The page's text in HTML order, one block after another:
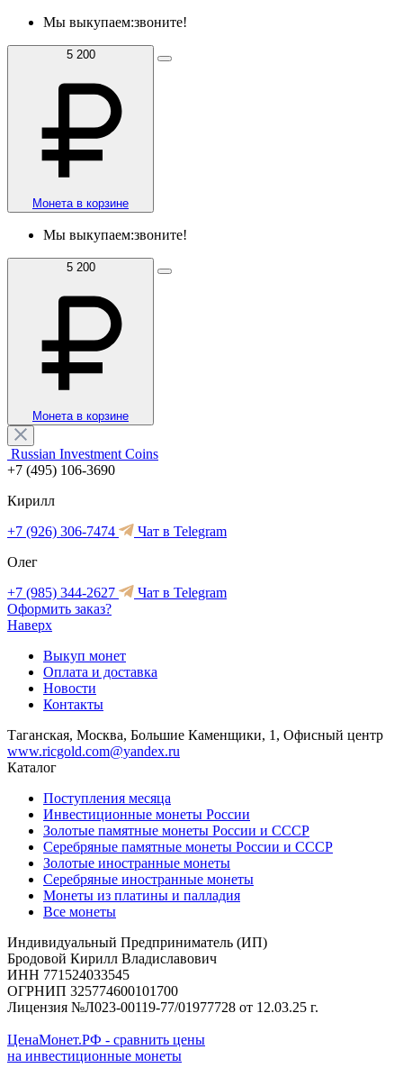
Мы выкупаем:звоните!
5 200
Монета в корзине
Мы выкупаем:звоните!
5 200
Монета в корзине
Russian Investment Coins
+7 (495) 106-3690
Кирилл
+7 (926) 306-7474
Чат в Telegram
Олег
+7 (985) 344-2627
Чат в Telegram
Оформить заказ?
Наверх
Выкуп монет
Оплата и доставка
Новости
Контакты
Таганская, Москва, Большие Каменщики, 1, Офисный центр
www.ricgold.com@yandex.ru
Каталог
Поступления месяца
Инвестиционные монеты России
Золотые памятные монеты России и СССР
Серебряные памятные монеты России и СССР
Золотые иностранные монеты
Серебряные иностранные монеты
Монеты из платины и палладия
Все монеты
Индивидуальный Предприниматель (ИП)
Бродовой Кирилл Владиславович
ИНН 771524033545
ОГРНИП 325774600101700
Лицензия №Л023-00119-77/01977728 от 12.03.25 г.
ЦенаМонет.РФ - сравнить цены
на инвестиционные монеты